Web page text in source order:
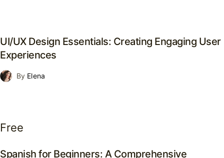
UI/UX Design Essentials: Creating Engaging User
Experiences
By Elena
Free
Spanish for Beginners: A Comprehensive